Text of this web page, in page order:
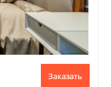
Заказать